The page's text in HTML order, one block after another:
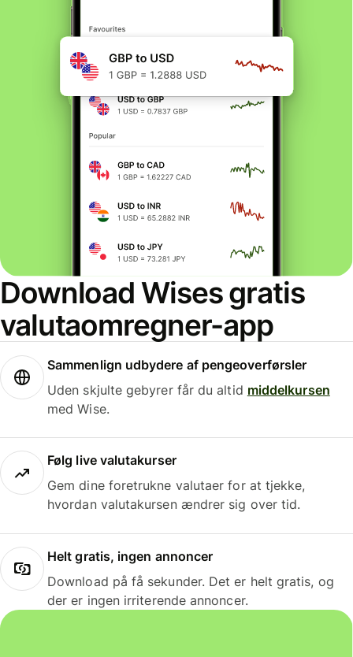
Download Wises gratis
valutaomregner-app
Sammenlign udbydere af pengeoverførsler
Uden skjulte gebyrer får du altid middelkursen
med Wise.
Følg live valutakurser
Gem dine foretrukne valutaer for at tjekke,
hvordan valutakursen ændrer sig over tid.
Helt gratis, ingen annoncer
Download på få sekunder. Det er helt gratis, og
der er ingen irriterende annoncer.